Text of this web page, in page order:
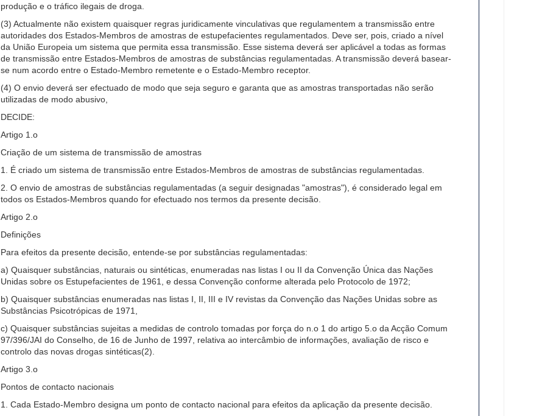
produção e o tráfico ilegais de droga.
(3) Actualmente não existem quaisquer regras juridicamente vinculativas que regulamentem a transmissão entre
autoridades dos Estados-Membros de amostras de estupefacientes regulamentados. Deve ser, pois, criado a nível
da União Europeia um sistema que permita essa transmissão. Esse sistema deverá ser aplicável a todas as formas
de transmissão entre Estados-Membros de amostras de substâncias regulamentadas. A transmissão deverá basear-
se num acordo entre o Estado-Membro remetente e o Estado-Membro receptor.
(4) O envio deverá ser efectuado de modo que seja seguro e garanta que as amostras transportadas não serão
utilizadas de modo abusivo,
DECIDE:
Artigo 1.o
Criação de um sistema de transmissão de amostras
1. É criado um sistema de transmissão entre Estados-Membros de amostras de substâncias regulamentadas.
2. O envio de amostras de substâncias regulamentadas (a seguir designadas "amostras"), é considerado legal em
todos os Estados-Membros quando for efectuado nos termos da presente decisão.
Artigo 2.o
Definições
Para efeitos da presente decisão, entende-se por substâncias regulamentadas:
a) Quaisquer substâncias, naturais ou sintéticas, enumeradas nas listas I ou II da Convenção Única das Nações
Unidas sobre os Estupefacientes de 1961, e dessa Convenção conforme alterada pelo Protocolo de 1972;
b) Quaisquer substâncias enumeradas nas listas I, II, III e IV revistas da Convenção das Nações Unidas sobre as
Substâncias Psicotrópicas de 1971,
c) Quaisquer substâncias sujeitas a medidas de controlo tomadas por força do n.o 1 do artigo 5.o da Acção Comum
97/396/JAI do Conselho, de 16 de Junho de 1997, relativa ao intercâmbio de informações, avaliação de risco e
controlo das novas drogas sintéticas(2).
Artigo 3.o
Pontos de contacto nacionais
1. Cada Estado-Membro designa um ponto de contacto nacional para efeitos da aplicação da presente decisão.